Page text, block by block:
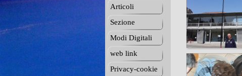
Articoli
Sezione
Modi Digitali
web link
Privacy-cookie